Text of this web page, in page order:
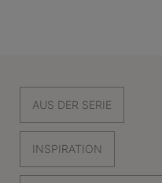
AUS DER SERIE
INSPIRATION